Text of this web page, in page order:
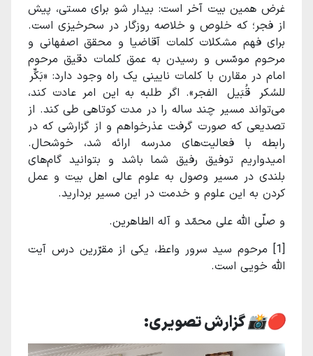
غرض همین بیت آخر است: بیدار شو برای مستی، پیش
از فجر؛ که خلوص و خلاصه روزگار در سحرخیزی است.
برای فهم مشکلات کلمات آقاضیا و محقق اصفهانی و
مرحوم موسّس و رسیدن به عمق کلمات دقیق مرحوم
امام در مقارن با کلمات نایینی یک راه وجود دارد: «بَکِّر
للسُکر قُبَیل الفجر». اگر طلبه به این امر عادت کند،
می‌تواند مسیر چند ساله را در مدت کوتاهی طی کند. از
تصدیعی که صورت گرفت عذرخواهم و از گزارشی که در
رابطه با فعالیت‌های مدرسه ارائه شد، خوشحال.
امیدواریم توفیق رفیق شما باشد و بتوانید گام‌های
بلندی در مسیر وصول به علوم عالی اهل بیت و عمل
کردن به این علوم و خدمت در این مسیر بردارید.
و صلّی الله علی محمّد و آله الطاهرین.
[1]
مرحوم سید سرور واعظ، یکی از مقرّرین درس آیت
الله خویی است.
🔴📸 گزارش تصویری: